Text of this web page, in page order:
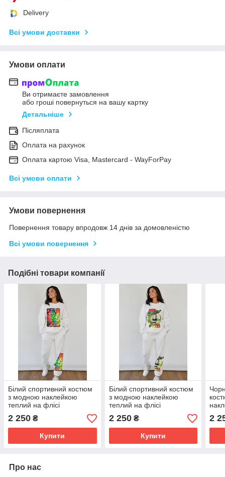
Delivery
Всі умови доставки
Умови оплати
Ви отримаєте замовлення
або гроші повернуться на вашу картку
Детальніше
Післяплата
Оплата на рахунок
Оплата картою Visa, Mastercard - WayForPay
Всі умови оплати
Умови повернення
Повернення товару впродовж 14 днів за домовленістю
Всі умови повернення
Подібні товари компанії
Білий спортивний костюм
з модною наклейкою
теплий на флісі
2 250 ₴
Купити
Білий спортивний костюм
з модною наклейкою
теплий на флісі
2 250₴
Купити
2
Про нас